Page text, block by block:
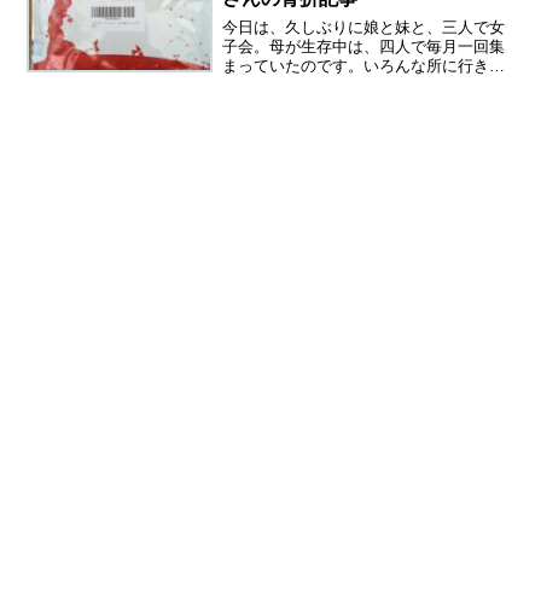
今日は、久しぶりに娘と妹と、三人で女
子会。母が生存中は、四人で毎月一回集
まっていたのです。いろんな所に行き、